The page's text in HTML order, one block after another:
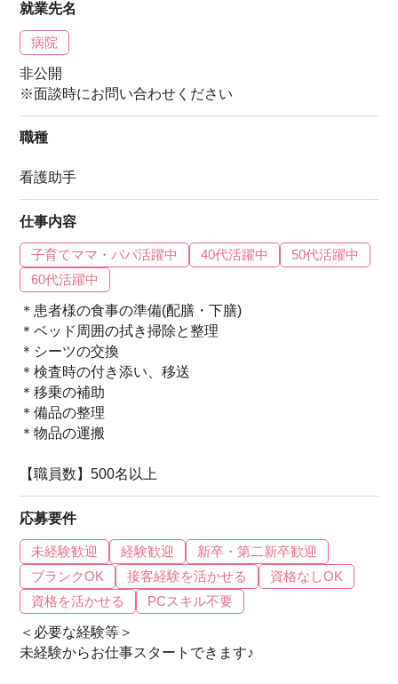
就業先名
病院
非公開
※面談時にお問い合わせください
職種
看護助手
仕事内容
子育てママ・パパ活躍中 40代活躍中
50代活躍中
60代活躍中
＊患者様の食事の準備(配膳・下膳)
＊ベッド周囲の拭き掃除と整理
＊シーツの交換
＊検査時の付き添い、移送
＊移乗の補助
＊備品の整理
＊物品の運搬
【職員数】500名以上
応募要件
未経験歓迎 経験歓迎
新卒・第二新卒歓迎
ブランクOK
接客経験を活かせる
資格なしOK
資格を活かせる
PCスキル不要
＜必要な経験等＞
未経験からお仕事スタートできます♪